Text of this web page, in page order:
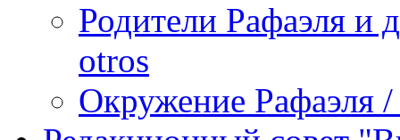
Родители Рафаэля и
otros
Окружение Рафаэля